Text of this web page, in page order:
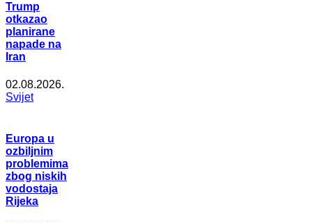
Trump
otkazao
planirane
napade na
Iran
02.08.2026.
Svijet
Europa u
ozbiljnim
problemima
zbog niskih
vodostaja
Rijeka